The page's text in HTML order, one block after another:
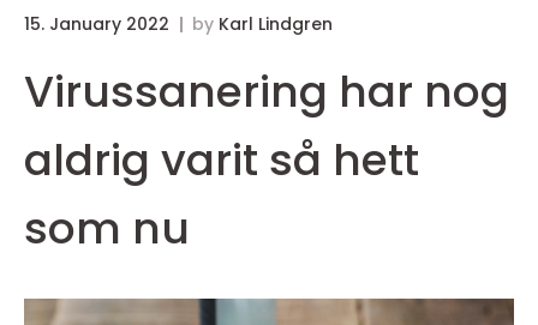
15. January 2022 by Karl Lindgren
Virussanering har nog
aldrig varit så hett
som nu